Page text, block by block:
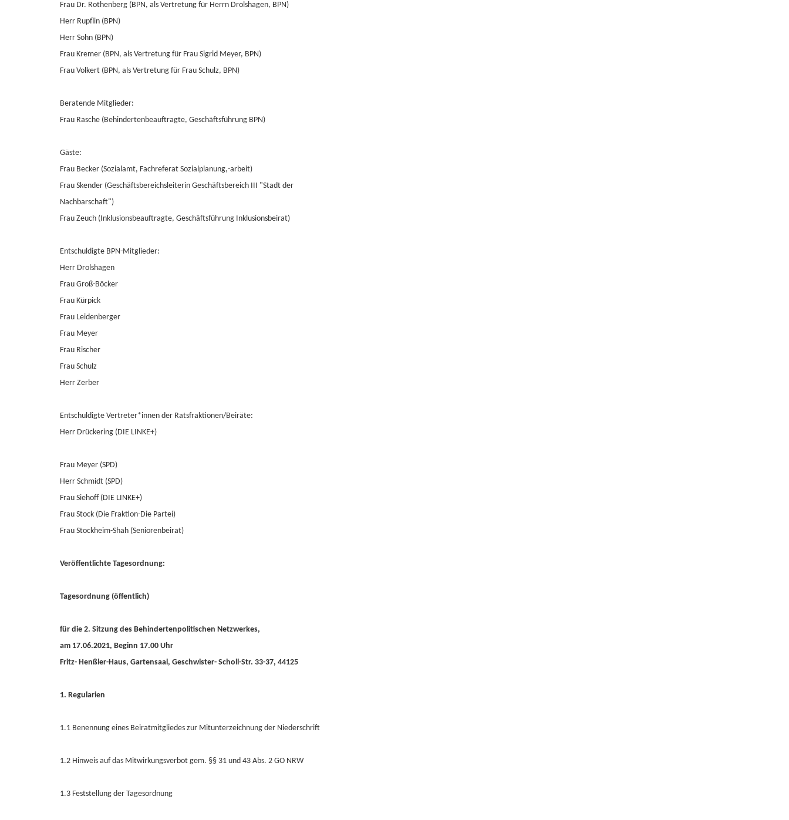
Frau Dr. Rothenberg (BPN, als Vertretung für Herrn Drolshagen, BPN)
Herr Rupflin (BPN)
Herr Sohn (BPN)
Frau Kremer (BPN, als Vertretung für Frau Sigrid Meyer, BPN)
Frau Volkert (BPN, als Vertretung für Frau Schulz, BPN)
Beratende Mitglieder:
Frau Rasche (Behindertenbeauftragte, Geschäftsführung BPN)
Gäste:
Frau Becker (Sozialamt, Fachreferat Sozialplanung,-arbeit)
Frau Skender (Geschäftsbereichsleiterin Geschäftsbereich III "Stadt der
Nachbarschaft")
Frau Zeuch (Inklusionsbeauftragte, Geschäftsführung Inklusionsbeirat)
Entschuldigte BPN-Mitglieder:
Herr Drolshagen
Frau Groß-Böcker
Frau Kürpick
Frau Leidenberger
Frau Meyer
Frau Rischer
Frau Schulz
Herr Zerber
Entschuldigte Vertreter*innen der Ratsfraktionen/Beiräte:
Herr Drückering (DIE LINKE+)
Frau Meyer (SPD)
Herr Schmidt (SPD)
Frau Siehoff (DIE LINKE+)
Frau Stock (Die Fraktion-Die Partei)
Frau Stockheim-Shah (Seniorenbeirat)
Veröffentlichte Tagesordnung:
Tagesordnung (öffentlich)
für die 2. Sitzung des Behindertenpolitischen Netzwerkes,
am 17.06.2021, Beginn 17.00 Uhr
Fritz- Henßler-Haus, Gartensaal, Geschwister- Scholl-Str. 33-37, 44125
1. Regularien
1.1 Benennung eines Beiratmitgliedes zur Mitunterzeichnung der Niederschrift
1.2 Hinweis auf das Mitwirkungsverbot gem. §§ 31 und 43 Abs. 2 GO NRW
1.3 Feststellung der Tagesordnung